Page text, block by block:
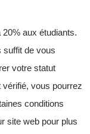
aux étudiants.
suffit de vous
votre statut
vous pourrez
conditions
site web pour plus